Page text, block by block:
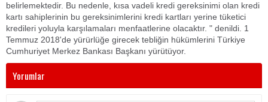
belirlemektedir. Bu nedenle, kısa vadeli kredi gereksinimi olan kredi
kartı sahiplerinin bu gereksinimlerini kredi kartları yerine tüketici
kredileri yoluyla karşılamaları menfaatlerine olacaktır. " denildi. 1
Temmuz 2018'de yürürlüğe girecek tebliğin hükümlerini Türkiye
Cumhuriyet Merkez Bankası Başkanı yürütüyor.
Yorumlar